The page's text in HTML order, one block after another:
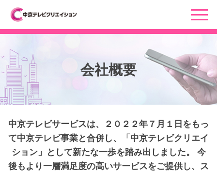
会社概要
中京テレビサービスは、２０２２年７月１日をもっ
て中京テレビ事業と合併し、「中京テレビクリエイ
ション」として新たな一歩を踏み出しました。 今
後もより一層満足度の高いサービスをご提供し、ス